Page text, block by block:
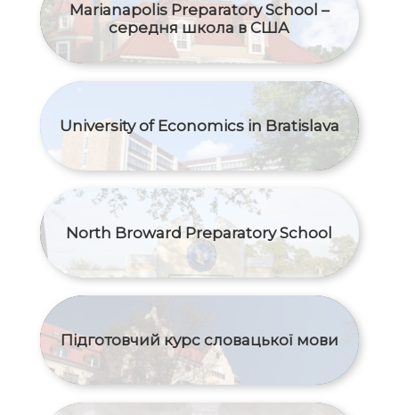
Marianapolis Preparatory School –
середня школа в США
University of Economics in Bratislava
North Broward Preparatory School
Підготовчий курс словацької мови